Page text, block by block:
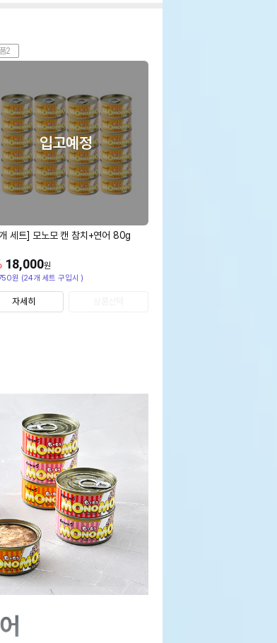
2
입고예정
세트] 모노모 캔 참치+연어 80g
18,000원
원 (24개 세트 구입시 )
자세히